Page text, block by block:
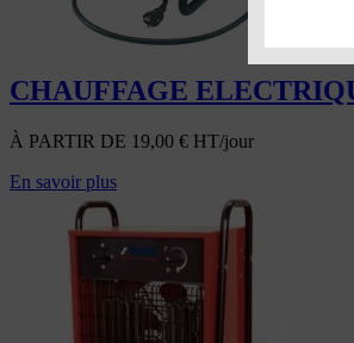
CHAUFFAGE
À PARTIR DE 19,00 € HT/jour
En savoir plus